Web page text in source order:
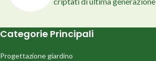
Categorie Principali
Progettazione giardino